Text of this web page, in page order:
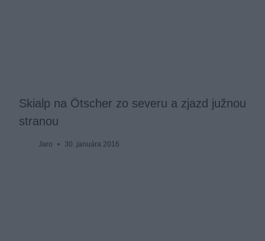
Skialp na Ötscher zo severu a zjazd južnou
stranou
Jaro 30. januára 2016